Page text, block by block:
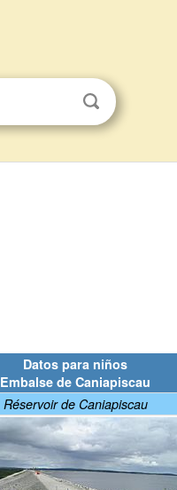
Datos para niños
Embalse de Caniapiscau
Réservoir de Caniapiscau